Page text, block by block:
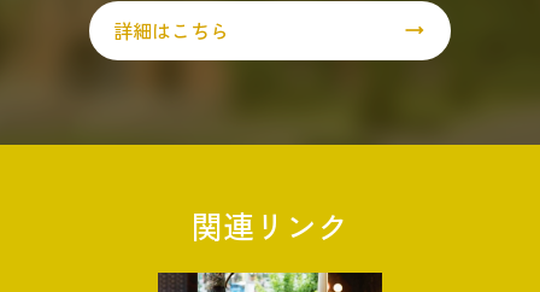
詳細はこちら
関連リンク